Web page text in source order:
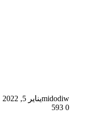
midodiwيناير 5, 2022
0